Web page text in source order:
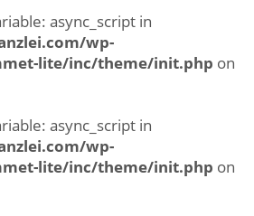
async_script in
wp-
lite/inc/theme/init.php on
async_script in
wp-
lite/inc/theme/init.php on